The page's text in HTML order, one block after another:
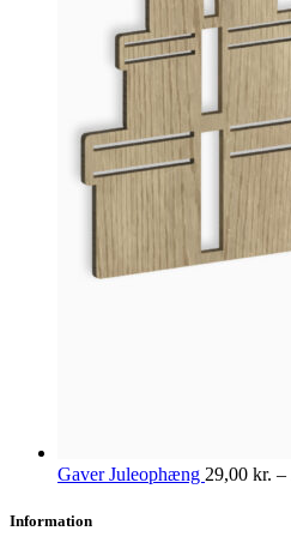
Gaver Juleophæng 29,00 kr. –
Information